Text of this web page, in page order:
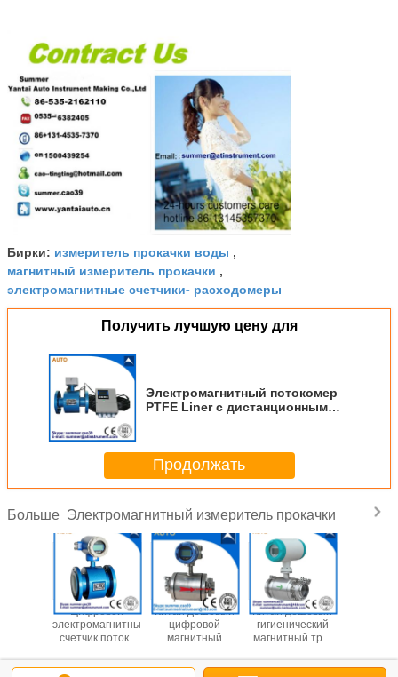
Бирки: измеритель прокачки воды ,
магнитный измеритель прокачки ,
электромагнитные счетчики- расходомеры
Получить лучшую цену для
Электромагнитный потокомер
PTFE Liner с дистанционным
Продолжать
Больше Электромагнитный измеритель прокачки
Цифровой
электромагнитный
счетчик потока
выходной
Китай дешевый
цифровой
магнитный
для очистки воды
Китай дешевый
гигиенический
магнитный три-
нержавеющей
счетчик